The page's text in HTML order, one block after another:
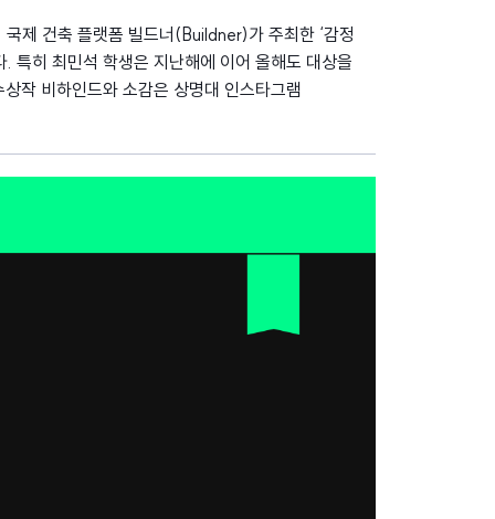
제 건축 플랫폼 빌드너(Buildner)가 주최한 ‘감정
히 최민석 학생은 지난해에 이어 올해도 대상을
작 비하인드와 소감은 상명대 인스타그램